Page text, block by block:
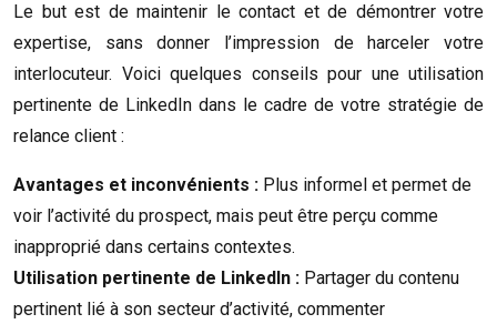
Le but est de maintenir le contact et de démontrer votre
expertise, sans donner l’impression de harceler votre
interlocuteur. Voici quelques conseils pour une utilisation
pertinente de LinkedIn dans le cadre de votre stratégie de
relance client :
Avantages et inconvénients : Plus informel et permet de
voir l’activité du prospect, mais peut être perçu comme
inapproprié dans certains contextes.
Utilisation pertinente de LinkedIn : Partager du contenu
pertinent lié à son secteur d’activité, commenter